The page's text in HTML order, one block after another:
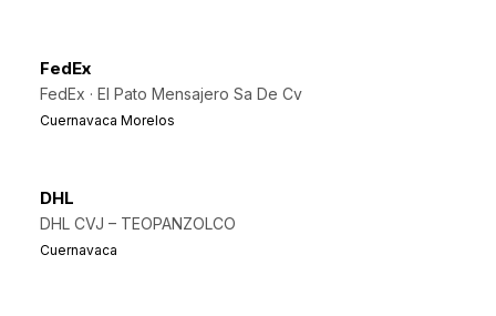
FedEx
FedEx · El Pato Mensajero Sa De Cv
Cuernavaca Morelos
DHL
DHL CVJ – TEOPANZOLCO
Cuernavaca